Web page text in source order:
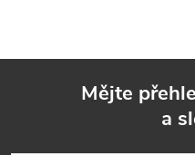
Mějte
a